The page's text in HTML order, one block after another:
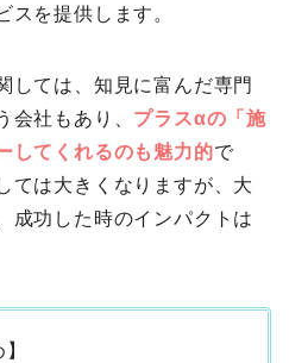
スを提供します。
しては、知見に富んだ専門
会社もあり、 プラスαの「施
してくれるのも魅力的で
ては大きくなりますが、大
成功した時のインパクトは